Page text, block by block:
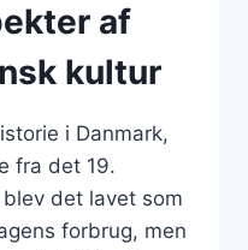
af
kultur
i Danmark,
fra det 19.
det lavet som
forbrug, men